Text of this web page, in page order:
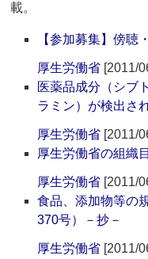
載。
【参加募集】傍聴
厚生労働省 [2011/
医薬品成分（シブ
ラミン）が検出さ
厚生労働省 [2011/
厚生労働省の組織
厚生労働省 [2011/
食品、添加物等の
370号）－抄－
厚生労働省 [2011/